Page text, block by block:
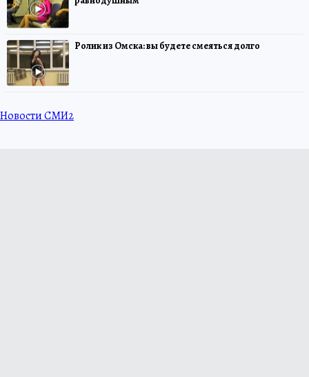
Ролик из Омска: вы будете смеяться долго
Новости СМИ2